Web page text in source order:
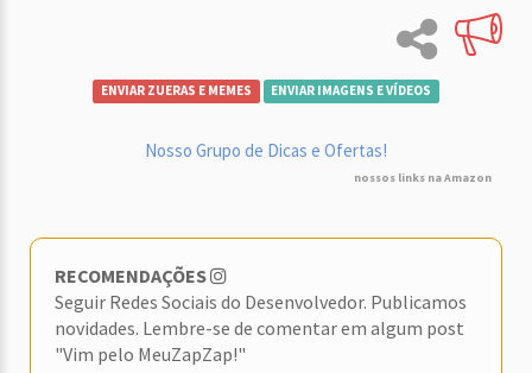
ENVIAR ZUERAS E MEMES ENVIAR IMAGENS E VÍDEOS
Nosso Grupo de Dicas e Ofertas!
nossos links na Amazon
RECOMENDAÇÕES
Seguir Redes Sociais do Desenvolvedor. Publicamos
novidades. Lembre-se de comentar em algum post
"Vim pelo MeuZapZap!"